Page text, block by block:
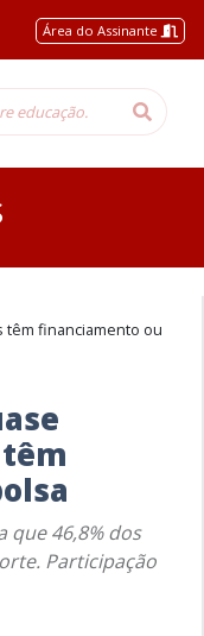
Área do Assinante
têm financiamento ou
que 46,8% dos
Participação